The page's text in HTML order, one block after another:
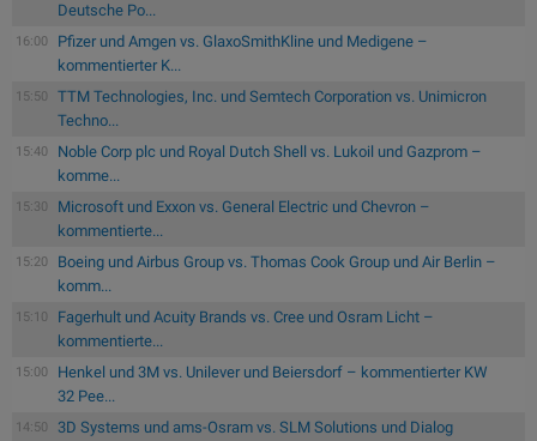
Deutsche Po...
16:00
Pfizer und Amgen vs. GlaxoSmithKline und Medigene –
kommentierter K...
15:50
TTM Technologies, Inc. und Semtech Corporation vs. Unimicron
Techno...
15:40
Noble Corp plc und Royal Dutch Shell vs. Lukoil und Gazprom –
komme...
15:30
Microsoft und Exxon vs. General Electric und Chevron –
kommentierte...
15:20
Boeing und Airbus Group vs. Thomas Cook Group und Air Berlin –
komm...
15:10
Fagerhult und Acuity Brands vs. Cree und Osram Licht –
kommentierte...
15:00
Henkel und 3M vs. Unilever und Beiersdorf – kommentierter KW
32 Pee...
14:50
3D Systems und ams-Osram vs. SLM Solutions und Dialog